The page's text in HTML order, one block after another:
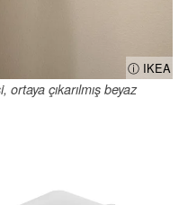
ⓘ IKEA
çıkarılmış beyaz